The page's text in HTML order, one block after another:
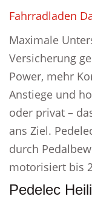
Fahrradladen
Maximale
Versicherung
Power, mehr
Anstiege und
oder privat –
ans Ziel.
durch
motorisiert bis
Pedelec